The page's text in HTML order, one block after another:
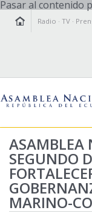
Pasar al contenido
Radio ·TV ·
LA ASAMBLEA
LEGISLAMOS
FISCALIZAMOS
TRANSPARENCIA
ASAMBLEA
SEGUNDO
MARINO-